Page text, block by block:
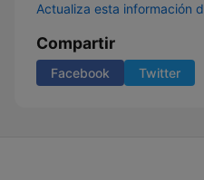
Actualiza esta información
Compartir
Facebook Twitter